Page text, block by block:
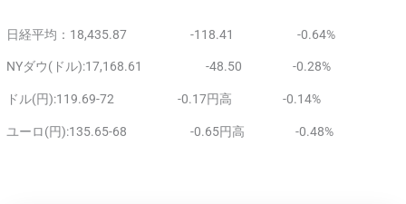
日経平均：18,435.87 -118.41 -0.64%
NYダウ(ドル):17,168.61 -48.50 -0.28%
ドル(円):119.69-72 -0.17円高 -0.14%
ユーロ(円):135.65-68 -0.65円高 -0.48%